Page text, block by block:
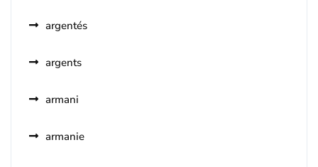
argentés
argents
armani
armanie